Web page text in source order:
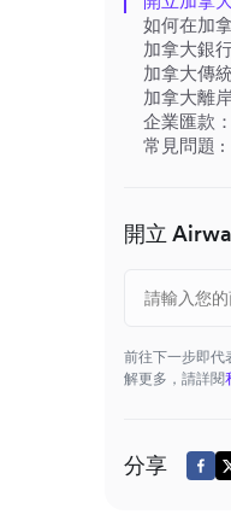
如何在加
加拿大銀
加拿大傳
加拿大離
企業匯款
常見問題 :
開立
前往下一步即代
解更多，請詳閱
分享